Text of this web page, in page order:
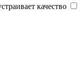
качество